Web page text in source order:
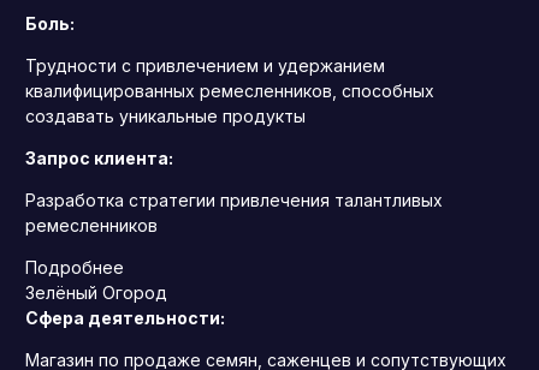
Боль:
Трудности с привлечением и удержанием
квалифицированных ремесленников, способных
создавать уникальные продукты
Запрос клиента:
Разработка стратегии привлечения талантливых
ремесленников
Подробнее
Зелёный Огород
Сфера деятельности:
Магазин по продаже семян, саженцев и сопутствующих